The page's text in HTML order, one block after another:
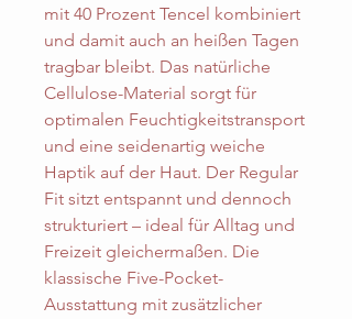
mit 40 Prozent Tencel kombiniert
und damit auch an heißen Tagen
tragbar bleibt. Das natürliche
Cellulose-Material sorgt für
optimalen Feuchtigkeitstransport
und eine seidenartig weiche
Haptik auf der Haut. Der Regular
Fit sitzt entspannt und dennoch
strukturiert – ideal für Alltag und
Freizeit gleichermaßen. Die
klassische Five-Pocket-
Ausstattung mit zusätzlicher